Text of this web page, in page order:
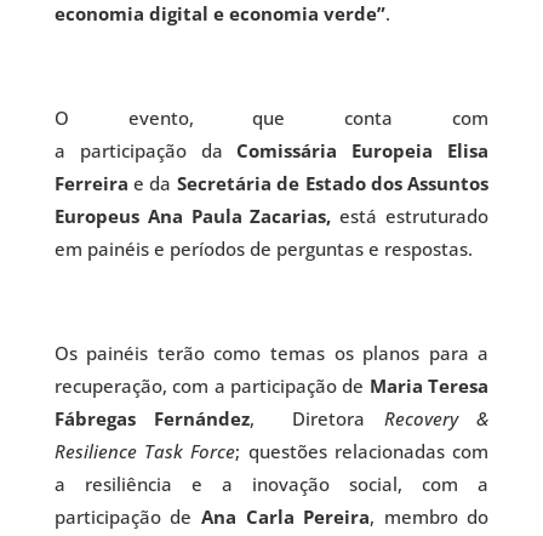
economia digital e economia verde”.
O evento, que conta com
a participação da Comissária Europeia Elisa
Ferreira e da Secretária de Estado dos Assuntos
Europeus Ana Paula Zacarias, está estruturado
em painéis e períodos de perguntas e respostas.
Os painéis terão como temas os planos para a
recuperação, com a participação de Maria Teresa
Fábregas Fernández, Diretora Recovery &
Resilience Task Force; questões relacionadas com
a resiliência e a inovação social, com a
participação de Ana Carla Pereira, membro do